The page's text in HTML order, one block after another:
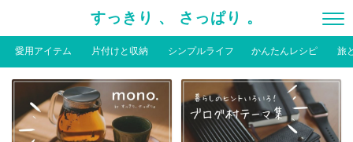
すっきり 、 さっぱり 。
愛用アイテム 片付けと収納 シンプルライフ かんたんレシピ 旅